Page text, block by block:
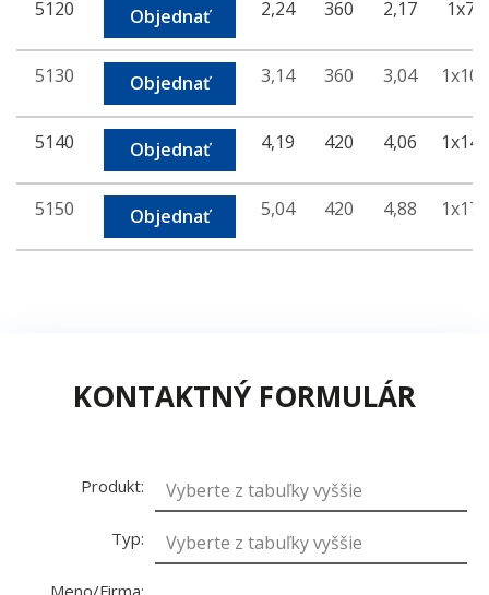
5120 Objednať 2,24 360 2,17 1x7
5130 Objednať 3,14 360 3,04 1x10
5140 Objednať 4,19 420 4,06 1x14
5150 Objednať 5,04 420 4,88 1x17
KONTAKTNÝ FORMULÁR
Produkt:
Typ:
Meno/Firma: